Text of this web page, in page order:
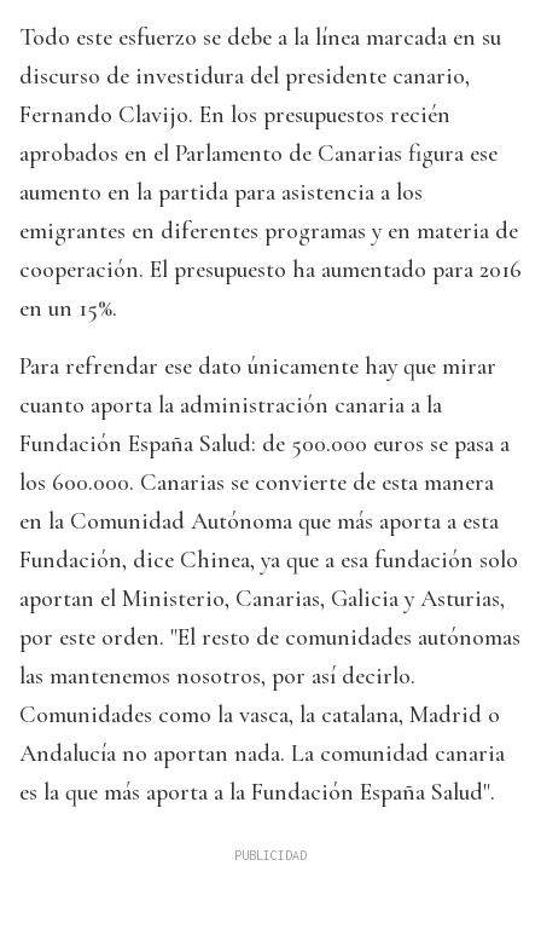
Todo este esfuerzo se debe a la línea marcada en su
discurso de investidura del presidente canario,
Fernando Clavijo. En los presupuestos recién
aprobados en el Parlamento de Canarias figura ese
aumento en la partida para asistencia a los
emigrantes en diferentes programas y en materia de
cooperación. El presupuesto ha aumentado para 2016
en un 15%.
Para refrendar ese dato únicamente hay que mirar
cuanto aporta la administración canaria a la
Fundación España Salud: de 500.000 euros se pasa a
los 600.000. Canarias se convierte de esta manera
en la Comunidad Autónoma que más aporta a esta
Fundación, dice Chinea, ya que a esa fundación solo
aportan el Ministerio, Canarias, Galicia y Asturias,
por este orden. "El resto de comunidades autónomas
las mantenemos nosotros, por así decirlo.
Comunidades como la vasca, la catalana, Madrid o
Andalucía no aportan nada. La comunidad canaria
es la que más aporta a la Fundación España Salud".